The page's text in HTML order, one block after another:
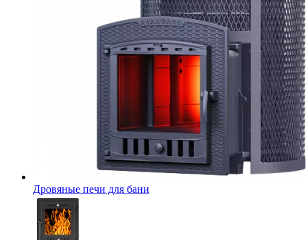
Дровяные печи для бани